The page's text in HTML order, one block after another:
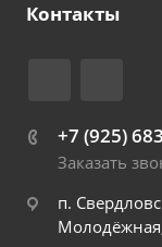
Контакты
+7 (925)
Заказать
п.